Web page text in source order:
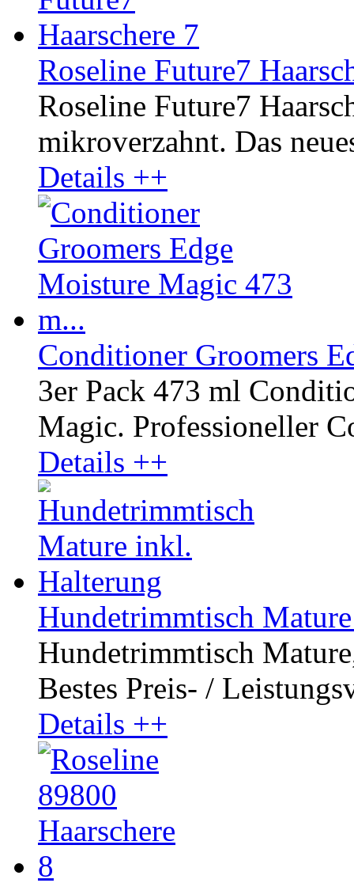
Roseline Future7
Roseline Future7
mikroverzahnt. Das
Details ++
Conditioner Groomers
3er Pack 473 ml
Magic. Professioneller
Details ++
Hundetrimmtisch
Hundetrimmtisch
Bestes Preis- /
Details ++